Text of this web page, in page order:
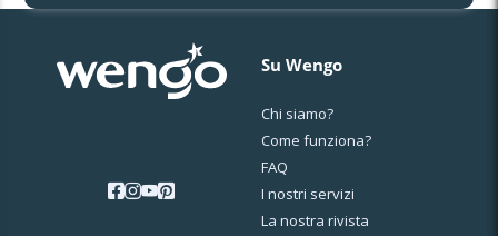
Su Wengo
Chi siamo?
Come funziona?
FAQ
I nostri servizi
La nostra rivista